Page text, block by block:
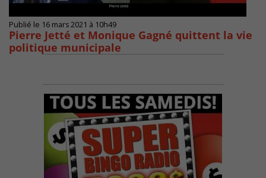
Publié le 16 mars 2021 à 10h49
Pierre Jetté et Monique Gagné quittent la vie
politique municipale